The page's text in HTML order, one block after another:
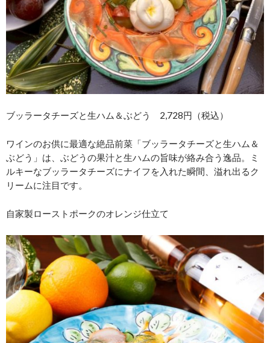
ブッラータチーズと生ハム＆ぶどう 2,728円（税込）
ワインのお供に最適な絶品前菜「ブッラータチーズと生ハム＆
ぶどう」は、ぶどうの果汁と生ハムの旨味が絡み合う逸品。ミ
ルキーなブッラータチーズにナイフを入れた瞬間、溢れ出るク
リームに注目です。
自家製ローストポークのオレンジ仕立て